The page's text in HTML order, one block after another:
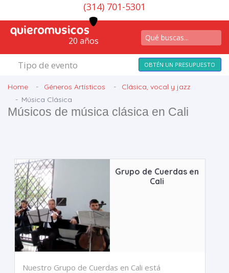
(314) 701-5301
20 años
Tipo de evento OBTÉN UN PRESUPUESTO
Home Géneros Artísticos
Clásica, vocal y jazz
Música Clásica
Músicos de música clásica en Cali
Grupo de Cuerdas en
Cali
Nuestro Grupo de Cuerdas en Cali está